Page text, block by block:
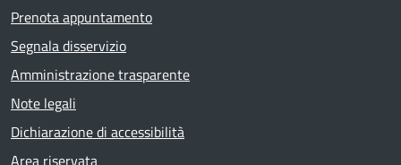
Prenota appuntamento
Segnala disservizio
Amministrazione trasparente
Note legali
Dichiarazione di accessibilità
Area riservata